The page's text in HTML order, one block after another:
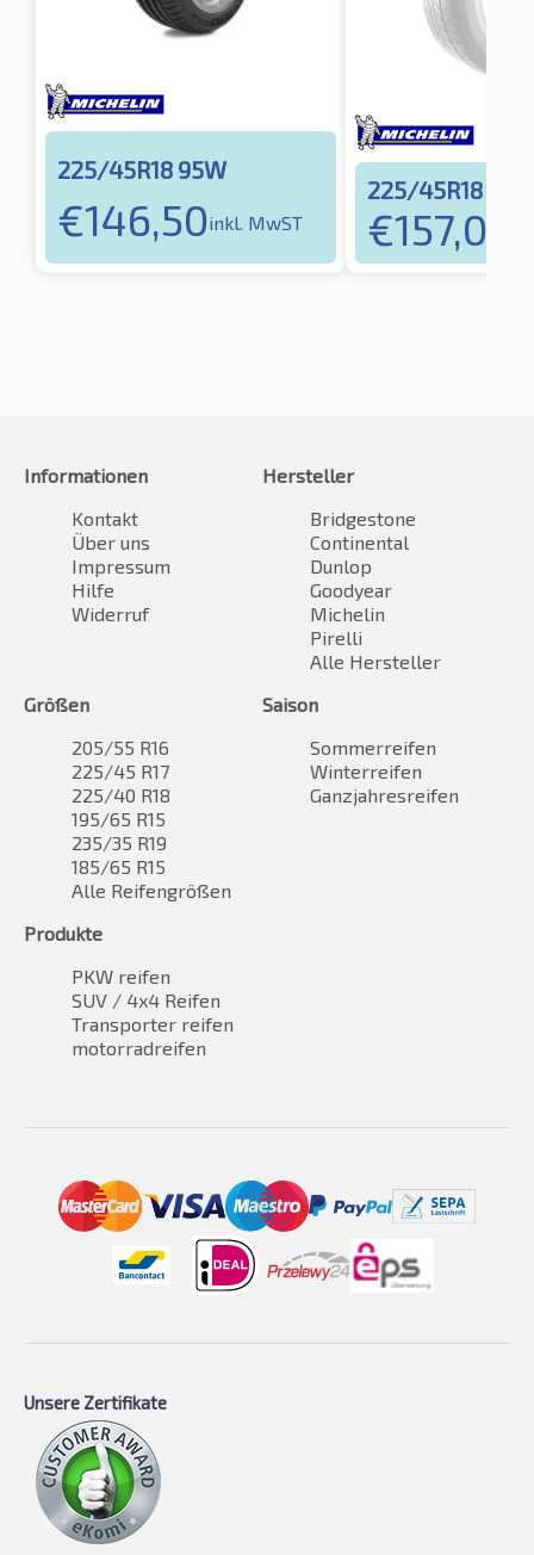
225/45R18 95W
€146,50inkl. MwST
225/45R18
€157,02
Informationen
Kontakt
Über uns
Impressum
Hilfe
Widerruf
Hersteller
Bridgestone
Continental
Dunlop
Goodyear
Michelin
Pirelli
Alle Hersteller
Größen
205/55 R16
225/45 R17
225/40 R18
195/65 R15
235/35 R19
185/65 R15
Alle Reifengrößen
Saison
Sommerreifen
Winterreifen
Ganzjahresreifen
Produkte
PKW reifen
SUV / 4x4 Reifen
Transporter reifen
motorradreifen
Unsere Zertifikate